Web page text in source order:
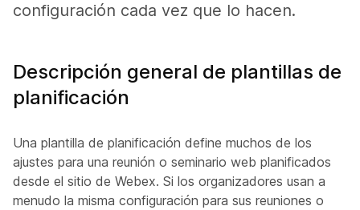
configuración cada vez que lo hacen.
Descripción general de plantillas de
planificación
Una plantilla de planificación define muchos de los
ajustes para una reunión o seminario web planificados
desde el sitio de Webex. Si los organizadores usan a
menudo la misma configuración para sus reuniones o